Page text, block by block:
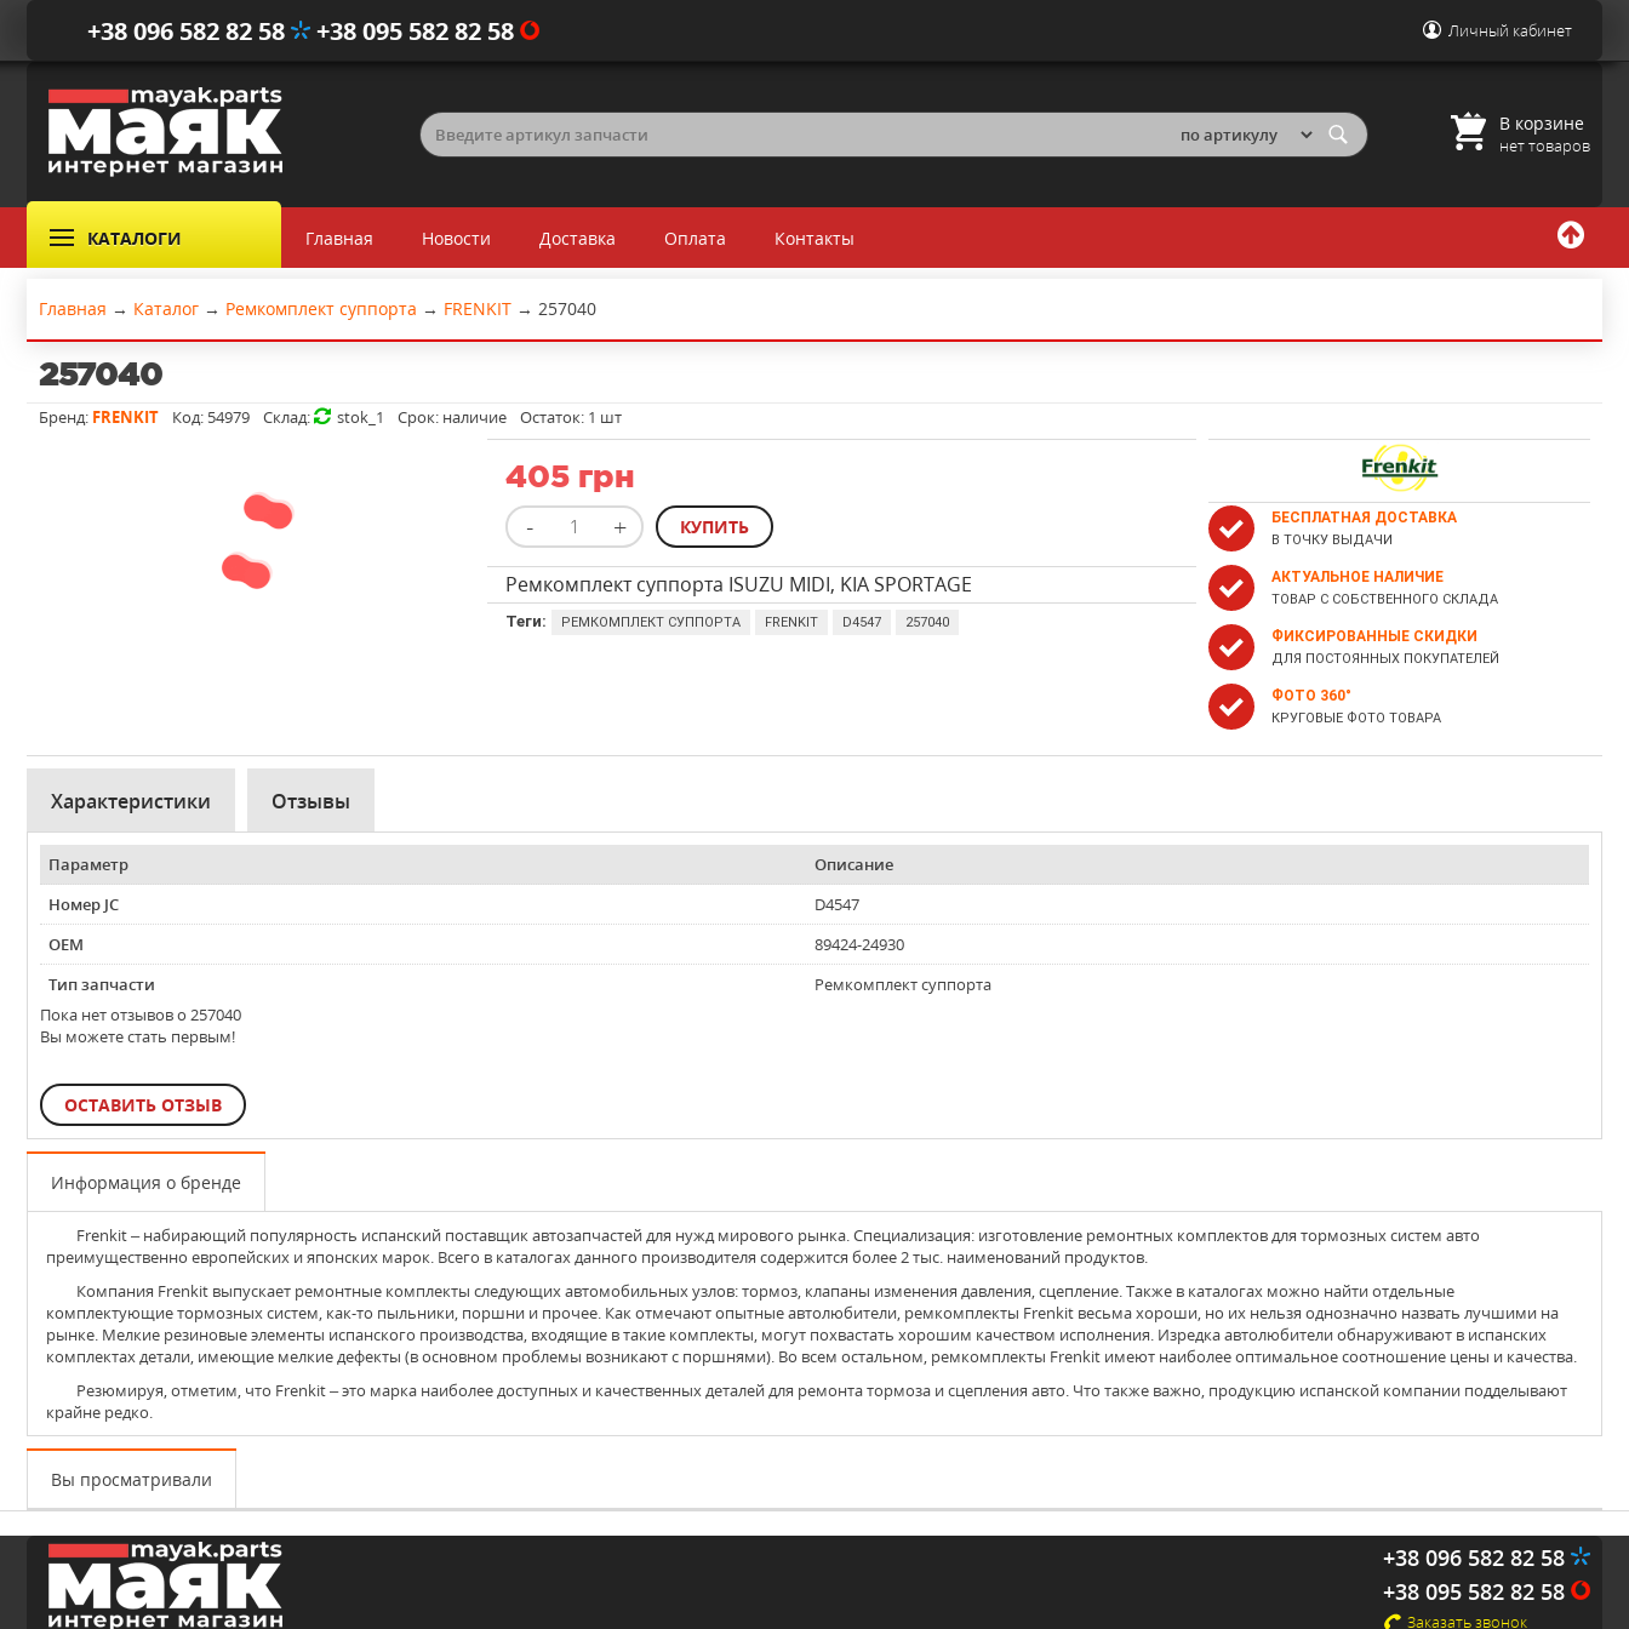
+38 096 582 82 58 +38 095 582 82 58 Личный кабинет
В корзине
нет товаров
КАТАЛОГИ Главная Новости Доставка Оплата Контакты
Главная → Каталог → Ремкомплект суппорта → FRENKIT → 257040
257040
Бренд: FRENKIT Код: 54979 Склад: stok_1 Срок: наличие Остаток: 1 шт
405 грн
Ремкомплект суппорта ISUZU MIDI, KIA SPORTAGE
Теги: РЕМКОМПЛЕКТ СУППОРТА FRENKIT D4547 257040
БЕСПЛАТНАЯ ДОСТАВКА
В ТОЧКУ ВЫДАЧИ
АКТУАЛЬНОЕ НАЛИЧИЕ
ТОВАР С СОБСТВЕННОГО СКЛАДА
ФИКСИРОВАННЫЕ СКИДКИ
ДЛЯ ПОСТОЯННЫХ ПОКУПАТЕЛЕЙ
ФОТО 360°
КРУГОВЫЕ ФОТО ТОВАРА
Характеристики Отзывы
Параметр
Описание
Номер JC
D4547
OEM
89424-24930
Тип запчасти
Ремкомплект суппорта
Пока нет отзывов о 257040
Вы можете стать первым!
ОСТАВИТЬ ОТЗЫВ
Информация о бренде
Frenkit– набирающий популярность испанский поставщик автозапчастей для нужд мирового рынка. Специализация: изготовление ремонтных комплектов для тормозных систем авто
преимущественно европейских и японских марок. Всего в каталогах данного производителя содержится более 2 тыс. наименований продуктов.
Компания Frenkit выпускает ремонтные комплекты следующих автомобильных узлов: тормоз, клапаны изменения давления, сцепление. Также в каталогах можно найти отдельные
комплектующие тормозных систем, как-то пыльники, поршни и прочее. Как отмечают опытные автолюбители, ремкомплекты Frenkit весьма хороши, но их нельзя однозначно назвать лучшими на
рынке. Мелкие резиновые элементы испанского производства, входящие в такие комплекты, могут похвастать хорошим качеством исполнения. Изредка автолюбители обнаруживают в испанских
комплектах детали, имеющие мелкие дефекты (в основном проблемы возникают с поршнями). Во всем остальном, ремкомплекты Frenkit имеют наиболее оптимальное соотношение цены и качества.
Резюмируя, отметим, что Frenkit – это марка наиболее доступных и качественных деталей для ремонта тормоза и сцепления авто. Что также важно, продукцию испанской компании подделывают
крайне редко.
Вы просматривали
+38 096 582 82 58
+38 095 582 82 58
Заказать звонок